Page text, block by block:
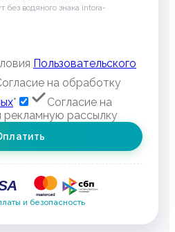
водяного знака intora-
Пользовательского
на обработку
*
Согласие на
рассылку
и безопасность